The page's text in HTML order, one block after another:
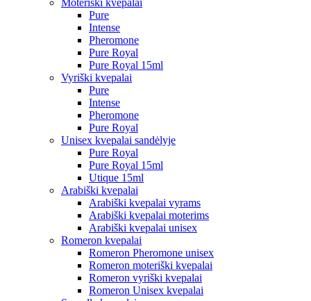
Pure
Intense
Pheromone
Pure Royal
Pure Royal 15ml
Vyriški kvepalai
Pure
Intense
Pheromone
Pure Royal
Unisex kvepalai sandėlyje
Pure Royal
Pure Royal 15ml
Utique 15ml
Arabiški kvepalai
Arabiški kvepalai vyrams
Arabiški kvepalai moterims
Arabiški kvepalai unisex
Romeron kvepalai
Romeron Pheromone unisex
Romeron moteriški kvepalai
Romeron vyriški kvepalai
Romeron Unisex kvepalai